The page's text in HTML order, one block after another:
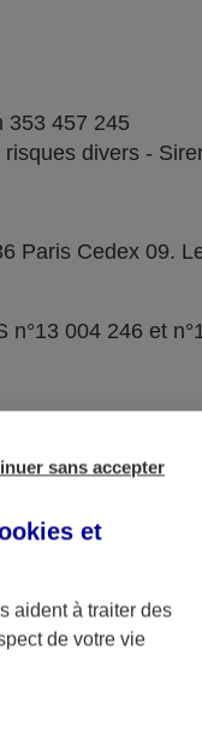
353 457 245
divers -
Paris Cedex 09.
004 246 et
sans accepter
et
aident à traiter des
de votre vie